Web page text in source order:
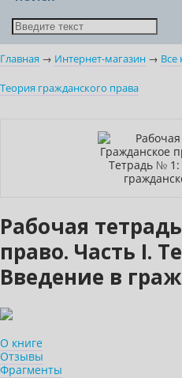
Главная → Интернет-магазин → Все
Теория гражданского права
Рабочая
право. Часть I.
Введение в
О книге
Отзывы
Фрагменты